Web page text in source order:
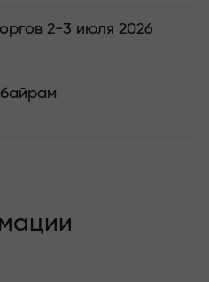
2-3 июля 2026